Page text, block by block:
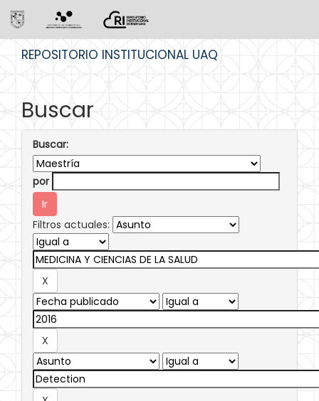
REPOSITORIO INSTITUCIONAL UAQ
Buscar
Buscar:
por
Filtros actuales: